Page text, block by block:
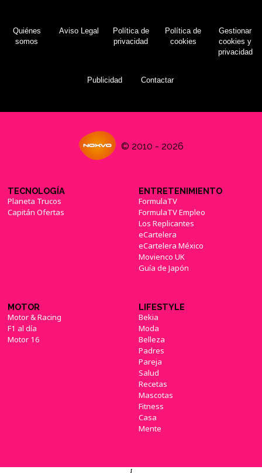
Quiénes
somos
Aviso Legal
Política de
privacidad
Política de
cookies
Gestionar
cookies y
privacidad
Publicidad Contactar
© 2010 - 2026
TECNOLOGÍA
Planeta Trucos
Capitán Ofertas
ENTRETENIMIENTO
FormulaTV
FormulaTV Empleo
Los Replicantes
eCartelera
eCartelera México
Movienco UK
Guía de Japón
MOTOR
Motor & Racing
F1 al día
Motor 16
LIFESTYLE
Bekia
Moda
Belleza
Padres
Pareja
Salud
Recetas
Mascotas
Fitness
Casa
Mente